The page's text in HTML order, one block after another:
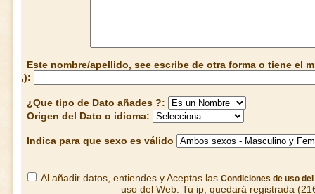
Este nombre/apellido, see escribe de otra forma o tiene el
,):
¿Que tipo de Dato añades ?:
Origen del Dato o idioma:
Indica para que sexo es válido
Al añadir datos, entiendes y Aceptas las Condiciones de uso del
uso del Web. Tu ip, quedará registrada